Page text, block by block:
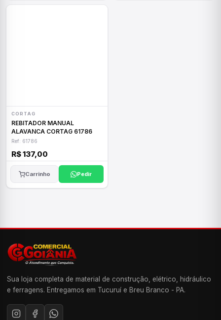
CORTAG
REBITADOR MANUAL
ALAVANCA CORTAG 61786
Ref: 61786
R$ 137,00
Carrinho Pedir
Sua loja completa de material de construção, elétrico, hidráulico
e ferragens. Entregamos em Tucuruí e Breu Branco - PA.